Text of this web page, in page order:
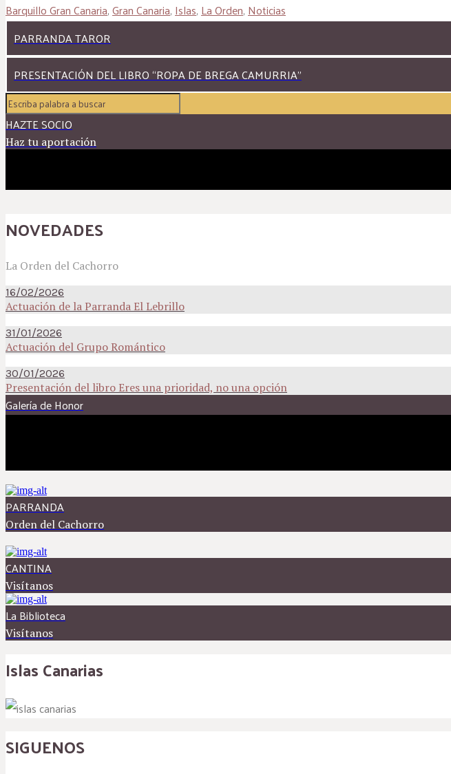
Barquillo Gran Canaria,Gran Canaria,Islas,La Orden,Noticias
PARRANDA TAROR
PRESENTACIÓN DEL LIBRO “ROPA DE BREGA CAMURRIA”
HAZTE SOCIO
Haz tu aportación
NOVEDADES
La Orden del Cachorro
16/02/2026
Actuación de la Parranda El Lebrillo
31/01/2026
Actuación del Grupo Romántico
30/01/2026
Presentación del libro Eres una prioridad, no una opción
Galería de Honor
PARRANDA
Orden del Cachorro
CANTINA
Visítanos
La Biblioteca
Visítanos
Islas Canarias
SIGUENOS